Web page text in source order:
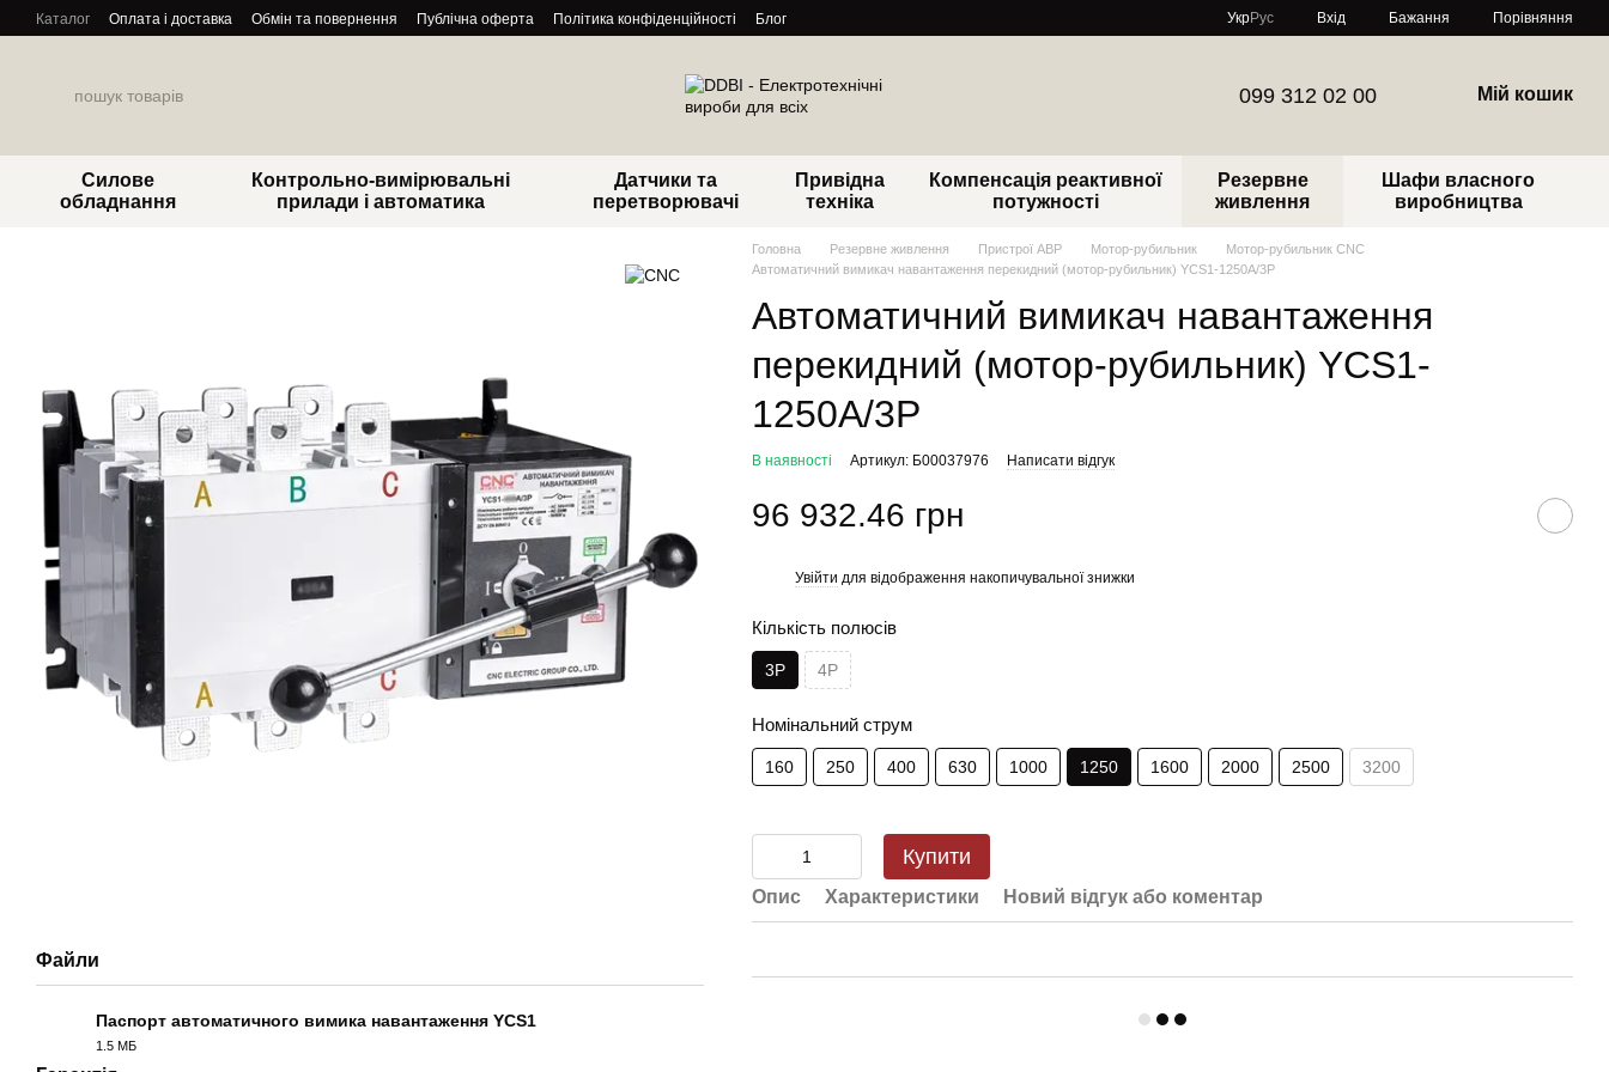
Перейти до основного контенту
Каталог Оплата і доставка Обмін та повернення Публічна оферта Політика конфіденційності Блог УкрРус Вхід Бажання Порівняння
099 312 02 00 Мій кошик
Силове
обладнання
Контрольно-вимірювальні
прилади і автоматика
Датчики та
перетворювачі
Привідна
техніка
Компенсація реактивної
потужності
Резервне
живлення
Шафи власного
виробництва
Файли
Паспорт автоматичного вимика навантаження YCS1
1.5 МБ
Головна Резервне живлення Пристрої АВР Мотор-рубильник
Мотор-рубильник CNC
Автоматичний вимикач навантаження перекидний (мотор-рубильник) YCS1-1250А/3Р
Автоматичний вимикач навантаження
перекидний (мотор-рубильник) YCS1-
1250А/3Р
В наявності Артикул: Б00037976 Написати відгук
96 932.46 грн
Увійти для відображення накопичувальної знижки
Кількість полюсів
3Р 4Р
Номінальний струм
160 250 400 630 1000 1250 1600 2000 2500 3200
Купити
Опис Характеристики Новий відгук або коментар